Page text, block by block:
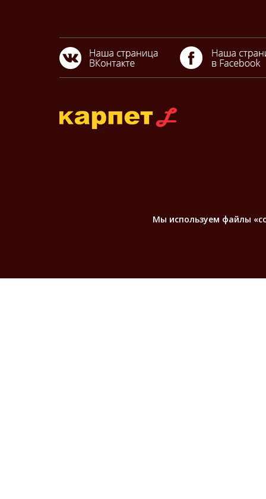
Мы используем файлы